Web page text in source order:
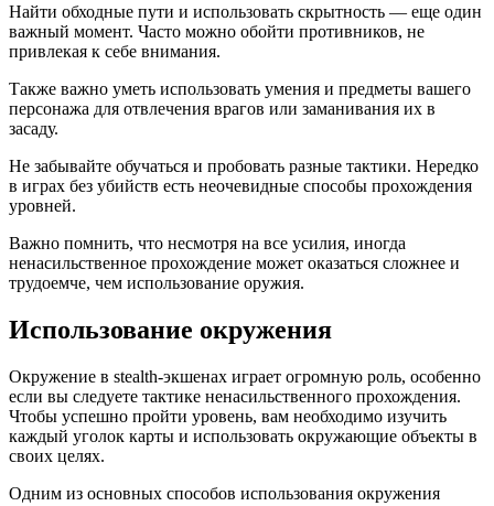
Найти обходные пути и использовать скрытность — еще один
важный момент. Часто можно обойти противников, не
привлекая к себе внимания.
Также важно уметь использовать умения и предметы вашего
персонажа для отвлечения врагов или заманивания их в
засаду.
Не забывайте обучаться и пробовать разные тактики. Нередко
в играх без убийств есть неочевидные способы прохождения
уровней.
Важно помнить, что несмотря на все усилия, иногда
ненасильственное прохождение может оказаться сложнее и
трудоемче, чем использование оружия.
Использование окружения
Окружение в stealth-экшенах играет огромную роль, особенно
если вы следуете тактике ненасильственного прохождения.
Чтобы успешно пройти уровень, вам необходимо изучить
каждый уголок карты и использовать окружающие объекты в
своих целях.
Одним из основных способов использования окружения